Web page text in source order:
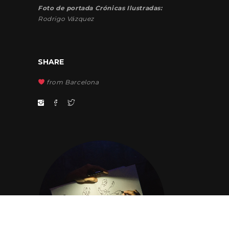
Foto de portada Crónicas Ilustradas:
Rodrigo Vázquez
SHARE
from Barcelona